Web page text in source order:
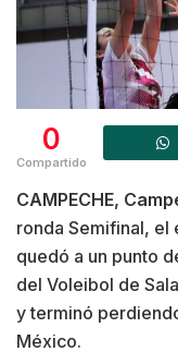
0
Compartido
CAMPECHE,
ronda Semifinal, el
quedó a un punto
del Voleibol de
y terminó
México.